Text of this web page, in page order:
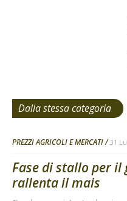
Dalla stessa categoria
PREZZI AGRICOLI E MERCATI 31
Fase di stallo per il
rallenta il mais